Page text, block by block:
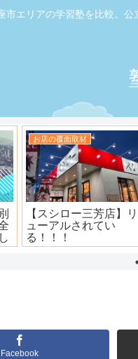
エリアの学習塾を比較。
お店の覆面取材
大衆焼肉ホール ニュ
島
Facebook